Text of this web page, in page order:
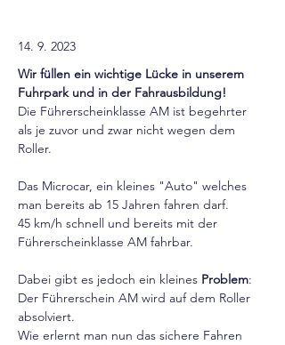
14. 9. 2023
Wir füllen ein wichtige Lücke in unserem
Fuhrpark und in der Fahrausbildung!
Die Führerscheinklasse AM ist begehrter
als je zuvor und zwar nicht wegen dem
Roller.
Das Microcar, ein kleines "Auto" welches
man bereits ab 15 Jahren fahren darf.
45 km/h schnell und bereits mit der
Führerscheinklasse AM fahrbar.
Dabei gibt es jedoch ein kleines Problem:
Der Führerschein AM wird auf dem Roller
absolviert.
Wie erlernt man nun das sichere Fahren